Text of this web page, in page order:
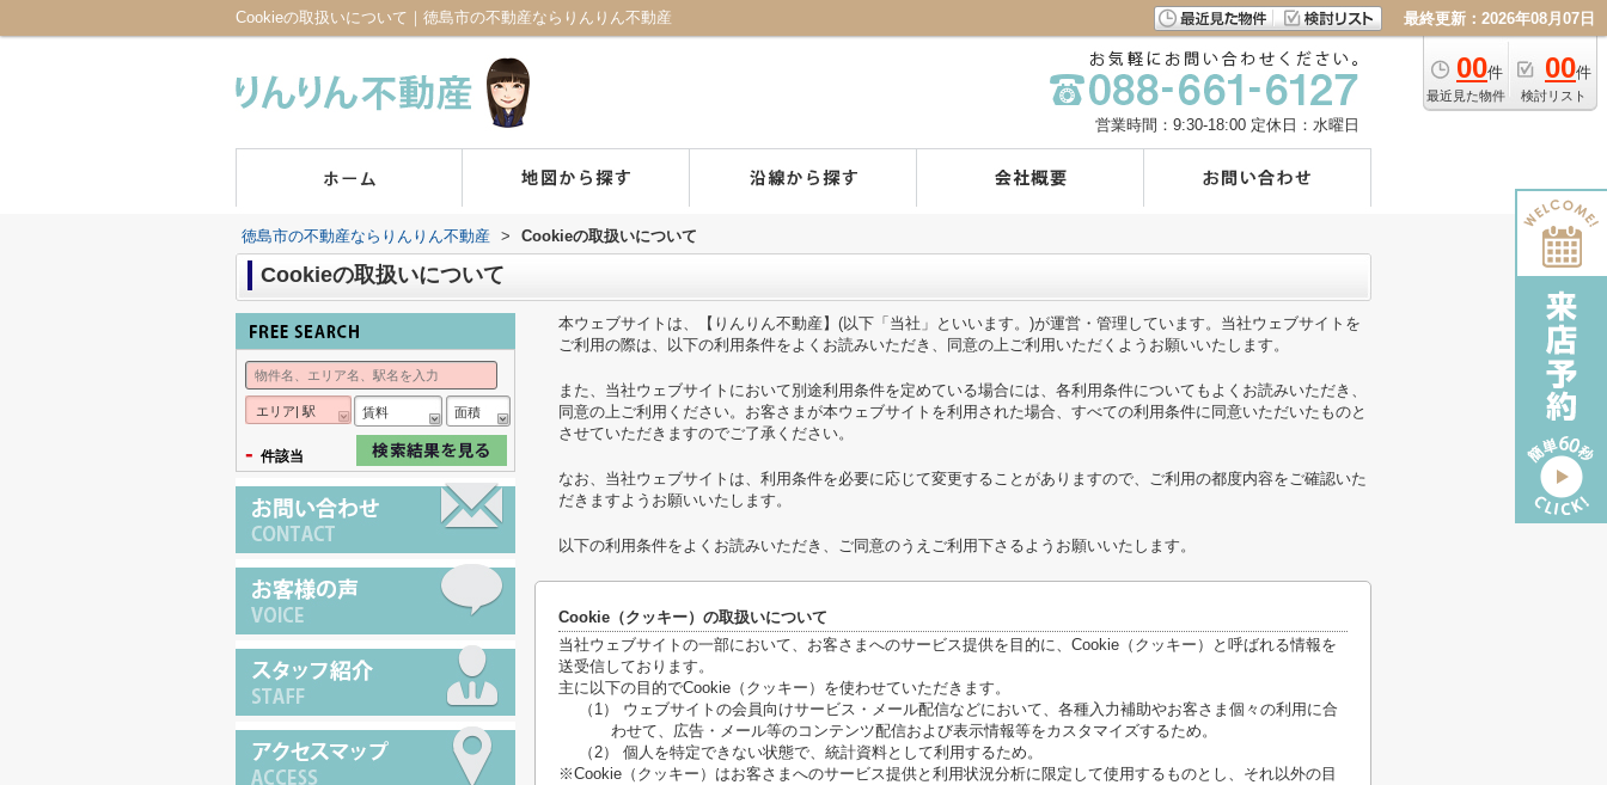
Cookieの取扱いについて｜徳島市の不動産ならりんりん不動産 最終更新：2026年08月07日
00件
最近見た物件
00件
検討リスト
営業時間：9:30-18:00 定休日：水曜日
徳島市の不動産ならりんりん不動産 > Cookieの取扱いについて
Cookieの取扱いについて
本ウェブサイトは、【りんりん不動産】(以下「当社」といいます。)が運営・管理しています。当社ウェブサイトを
ご利用の際は、以下の利用条件をよくお読みいただき、同意の上ご利用いただくようお願いいたします。
また、当社ウェブサイトにおいて別途利用条件を定めている場合には、各利用条件についてもよくお読みいただき、
同意の上ご利用ください。お客さまが本ウェブサイトを利用された場合、すべての利用条件に同意いただいたものと
させていただきますのでご了承ください。
なお、当社ウェブサイトは、利用条件を必要に応じて変更することがありますので、ご利用の都度内容をご確認いた
だきますようお願いいたします。
以下の利用条件をよくお読みいただき、ご同意のうえご利用下さるようお願いいたします。
Cookie（クッキー）の取扱いについて
当社ウェブサイトの一部において、お客さまへのサービス提供を目的に、Cookie（クッキー）と呼ばれる情報を
送受信しております。
主に以下の目的でCookie（クッキー）を使わせていただきます。
（1） ウェブサイトの会員向けサービス・メール配信などにおいて、各種入力補助やお客さま個々の利用に合
わせて、広告・メール等のコンテンツ配信および表示情報等をカスタマイズするため。
（2） 個人を特定できない状態で、統計資料として利用するため。
※Cookie（クッキー）はお客さまへのサービス提供と利用状況分析に限定して使用するものとし、それ以外の目
エリア| 駅 賃料 面積
- 件該当